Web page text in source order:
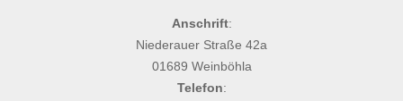
Anschrift:
Niederauer Straße 42a
01689 Weinböhla
Telefon: